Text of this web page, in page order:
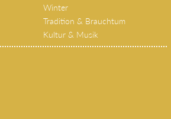
Winter
Tradition & Brauchtum
Kultur & Musik